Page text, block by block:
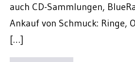
auch CD-Sammlungen,
Ankauf von Schmuck: Ringe,
[…]